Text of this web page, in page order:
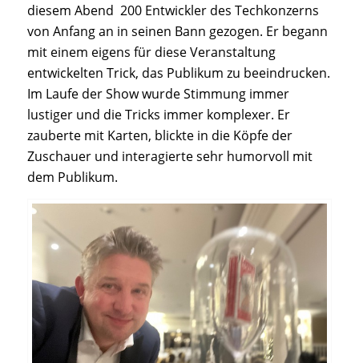
diesem Abend 200 Entwickler des Techkonzerns
von Anfang an in seinen Bann gezogen. Er begann
mit einem eigens für diese Veranstaltung
entwickelten Trick, das Publikum zu beeindrucken.
Im Laufe der Show wurde Stimmung immer
lustiger und die Tricks immer komplexer. Er
zauberte mit Karten, blickte in die Köpfe der
Zuschauer und interagierte sehr humorvoll mit
dem Publikum.